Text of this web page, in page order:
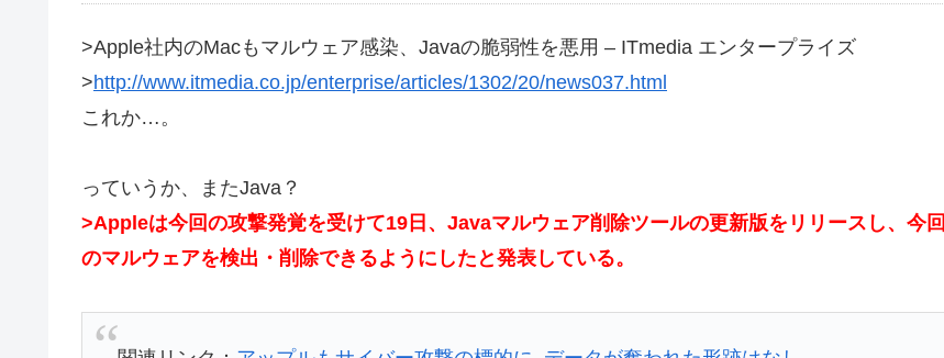
>Apple社内のMacもマルウェア感染、Javaの脆弱性を悪用 – ITmedia エンタープライズ
>http://www.itmedia.co.jp/enterprise/articles/1302/20/news037.html
これか…。
っていうか、またJava？
>Appleは今回の攻撃発覚を受けて19日、Javaマルウェア削除ツールの更新版をリリースし、今回
のマルウェアを検出・削除できるようにしたと発表している。